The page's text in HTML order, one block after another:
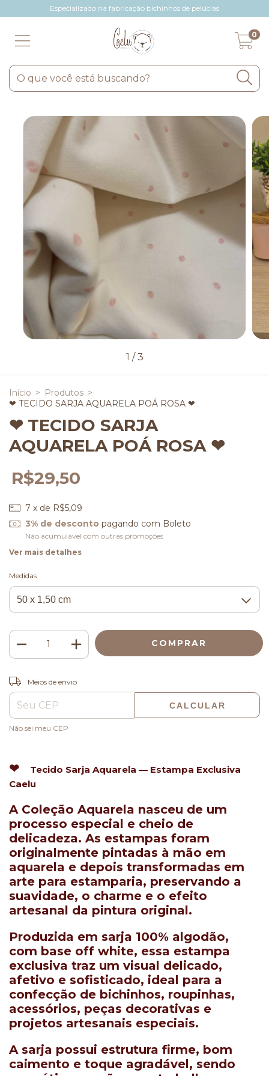
Especializado na fabricação bichinhos de pelúcias
0
1 /3
Início > Produtos >
❤ TECIDO SARJA AQUARELA POÁ ROSA ❤
❤ TECIDO SARJA
AQUARELA POÁ ROSA ❤
R$29,50
7 x de R$5,09
3% de desconto pagando com Boleto
Não acumulável com outras promoções
Ver mais detalhes
Medidas
Entregas para o CEP:
Meios de envio
CALCULAR
Não sei meu CEP
❤
Tecido Sarja Aquarela — Estampa Exclusiva
Caelu
A Coleção Aquarela nasceu de um
processo especial e cheio de
delicadeza. As estampas foram
originalmente pintadas à mão em
aquarela e depois transformadas em
arte para estamparia, preservando a
suavidade, o charme e o efeito
artesanal da pintura original.
Produzida em sarja 100% algodão,
com base off white, essa estampa
exclusiva traz um visual delicado,
afetivo e sofisticado, ideal para a
confecção de bichinhos, roupinhas,
acessórios, peças decorativas e
projetos artesanais especiais.
A sarja possui estrutura firme, bom
caimento e toque agradável, sendo